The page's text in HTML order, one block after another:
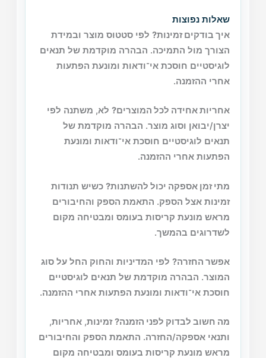
שאלות נפוצות
איך בודקים זמינות? לפי סטטוס מוצר ובמידת
הצורך מול התמיכה. הבהרה מוקדמת של תנאים
לוגיסטיים חוסכת אי־ודאות ומונעת הפתעות
אחרי ההזמנה.
אחריות אחידה לכל המוצרים? לא, משתנה לפי
יצרן/יבואן וסוג מוצר. הבהרה מוקדמת של
תנאים לוגיסטיים חוסכת אי־ודאות ומונעת
הפתעות אחרי ההזמנה.
מתי זמן אספקה יכול להשתנות? כשיש תנודות
זמינות אצל הספק. התאמת הספק והחיבורים
מראש מונעת קריסות בעומס ומבטיחה מקום
לשדרוגים בהמשך.
אפשר החזרה? לפי המדיניות והחוק החל על סוג
המוצר. הבהרה מוקדמת של תנאים לוגיסטיים
חוסכת אי־ודאות ומונעת הפתעות אחרי ההזמנה.
מה חשוב לבדוק לפני הזמנה?זמינות, אחריות,
ותנאי אספקה/החזרה. התאמת הספק והחיבורים
מראש מונעת קריסות בעומס ומבטיחה מקום